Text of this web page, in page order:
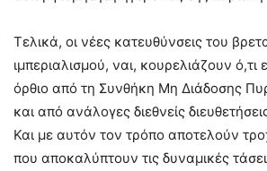
Τελικά, οι νέες κατευθύνσεις του
ιμπεριαλισμού, ναι, κουρελιάζουν ό,τι
όρθιο από τη Συνθήκη Μη Διάδοσης
και από ανάλογες διεθνείς
Και με αυτόν τον τρόπο αποτελούν
που αποκαλύπτουν τις δυναμικές